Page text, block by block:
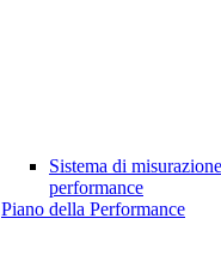
Sistema di
performance
Piano della Performance